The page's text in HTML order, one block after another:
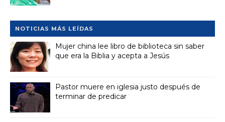
NOTICIAS MÁS LEÍDAS
Mujer china lee libro de biblioteca sin saber
que era la Biblia y acepta a Jesús
Pastor muere en iglesia justo después de
terminar de predicar